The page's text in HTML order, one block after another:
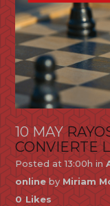
10 MAY
CONVIERTE
Posted at 13:00hin
online by Miriam
0 Likes